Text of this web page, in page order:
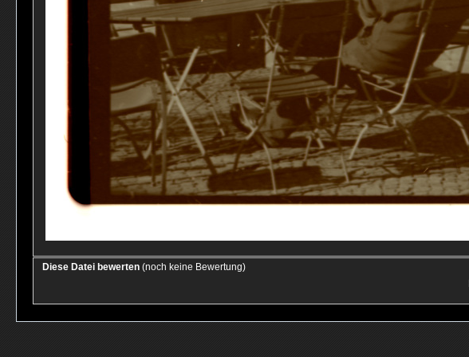
Diese Datei bewerten (noch keine Bewertung)